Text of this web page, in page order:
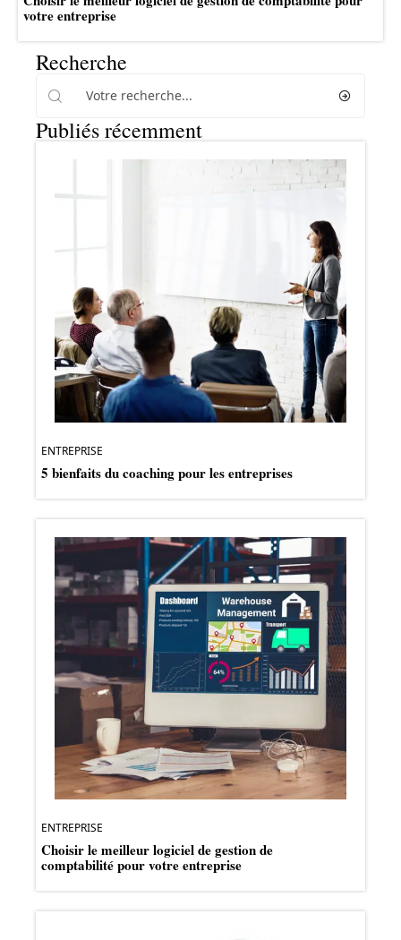
votre entreprise
Recherche
Publiés récemment
ENTREPRISE
5 bienfaits du coaching pour les entreprises
ENTREPRISE
Choisir le meilleur logiciel de gestion de
comptabilité pour votre entreprise